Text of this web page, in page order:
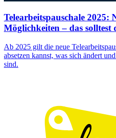
Telearbeitspauschale 2025:
Möglichkeiten – das solltest
Ab 2025 gilt die neue
absetzen kannst, was sich ändert
sind.